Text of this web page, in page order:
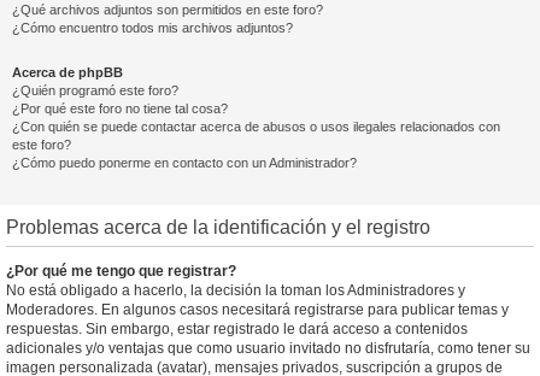
¿Qué archivos adjuntos son permitidos en este foro?
¿Cómo encuentro todos mis archivos adjuntos?
Acerca de phpBB
¿Quién programó este foro?
¿Por qué este foro no tiene tal cosa?
¿Con quién se puede contactar acerca de abusos o usos ilegales relacionados con
este foro?
¿Cómo puedo ponerme en contacto con un Administrador?
Problemas acerca de la identificación y el registro
¿Por qué me tengo que registrar?
No está obligado a hacerlo, la decisión la toman los Administradores y
Moderadores. En algunos casos necesitará registrarse para publicar temas y
respuestas. Sin embargo, estar registrado le dará acceso a contenidos
adicionales y/o ventajas que como usuario invitado no disfrutaría, como tener su
imagen personalizada (avatar), mensajes privados, suscripción a grupos de